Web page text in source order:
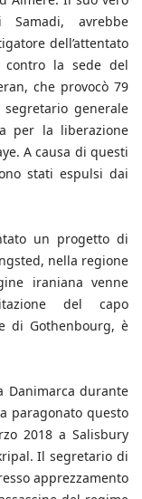
Samadi, avrebbe
dell’attentato
la sede del
che provocò 79
generale
per la liberazione
A causa di questi
stati espulsi dai
un progetto di
nella regione
iraniana venne
del capo
di Gothenbourg, è
Danimarca durante
paragonato questo
2018 a Salisbury
Il segretario di
apprezzamento